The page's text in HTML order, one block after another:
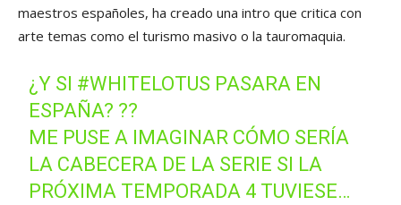
maestros españoles, ha creado una intro que critica con
arte temas como el turismo masivo o la tauromaquia.
¿Y SI #WHITELOTUS PASARA EN
ESPAÑA? ??
ME PUSE A IMAGINAR CÓMO SERÍA
LA CABECERA DE LA SERIE SI LA
PRÓXIMA TEMPORADA 4 TUVIESE…